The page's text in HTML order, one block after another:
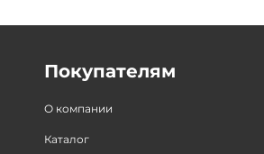
Покупателям
О компании
Каталог